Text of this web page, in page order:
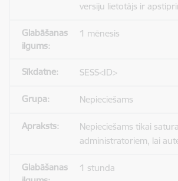
versiju lietotājs ir
1 mēnesis
SESS<ID>
Nepieciešams
Nepieciešams tikai satura
administratoriem, lai
1 stunda